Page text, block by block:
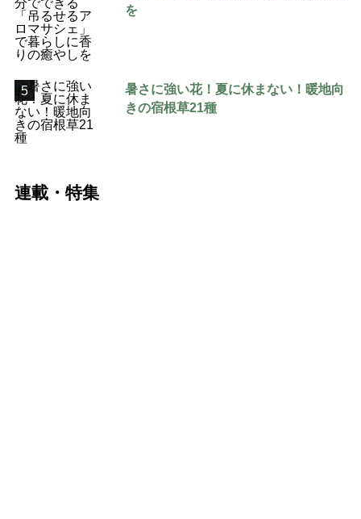
を
5
暑さに強い花！夏に休まない！暖地向
きの宿根草21種
連載・特集